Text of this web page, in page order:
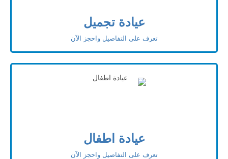
عيادة تجميل
تعرف على التفاصيل واحجز الآن
عيادة اطفال
تعرف على التفاصيل واحجز الآن